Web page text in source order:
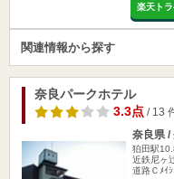
楽天ト
関連情報から探す
奈良パークホテル
3.3点/ 13
奈良県 /
狛田駅
近鉄尼ヶ
道路Ｃﾒｲｼ